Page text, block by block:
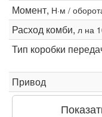
Момент, Н·м /
Расход комби, л на
Тип коробки
Привод